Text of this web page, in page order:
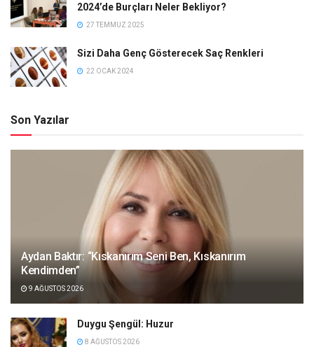
2024’de Burçları Neler Bekliyor?
27 TEMMUZ 2025
Sizi Daha Genç Gösterecek Saç Renkleri
22 OCAK 2024
Son Yazılar
Aydan Baktır: “Kıskanırım Seni Ben, Kıskanırım
Kendimden”
9 AĞUSTOS 2026
Duygu Şengül: Huzur
8 AĞUSTOS 2026